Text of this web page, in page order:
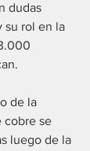
dudas
su rol en la
de la
cobre se
luego de la